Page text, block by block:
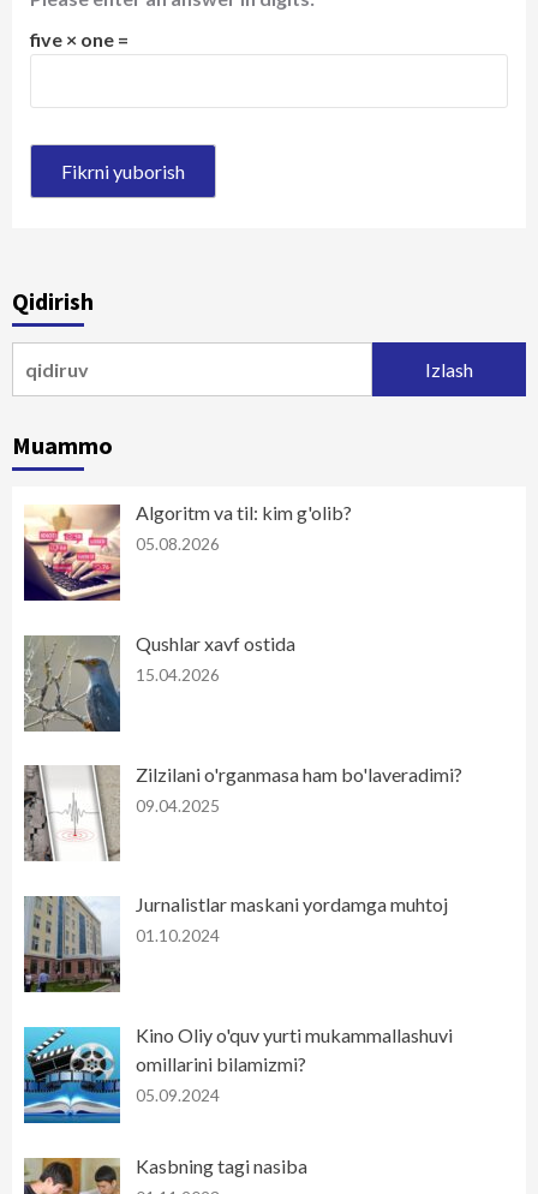
five × one =
Qidirish
Muammo
Algoritm va til: kim g'olib?
05.08.2026
Qushlar xavf ostida
15.04.2026
Zilzilani o'rganmasa ham bo'laveradimi?
09.04.2025
Jurnalistlar maskani yordamga muhtoj
01.10.2024
Kino Oliy o'quv yurti mukammallashuvi
omillarini bilamizmi?
05.09.2024
Kasbning tagi nasiba